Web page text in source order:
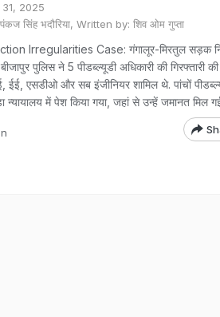
2025
सिंह भदौरिया, Written by: शिव ओम गुप्ता
Irregularities Case: गंगालूर-मिरतुल सड़क
पुलिस ने 5 पीडब्ल्यूडी अधिकारी की गिरफ्तारी की
ईई, एसडीओ और सब इंजीनियर शामिल थे. पांचों
न्यायालय में पेश किया गया, जहां से उन्हें जमानत मिल